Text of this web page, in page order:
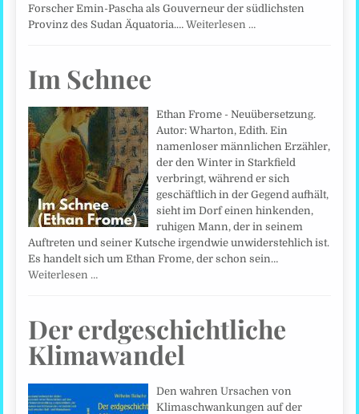
Forscher Emin-Pascha als Gouverneur der südlichsten
Provinz des Sudan Äquatoria.…Weiterlesen …
Im Schnee
Ethan Frome - Neuübersetzung.
Autor: Wharton, Edith. Ein
namenloser männlichen Erzähler,
der den Winter in Starkfield
verbringt, während er sich
geschäftlich in der Gegend aufhält,
sieht im Dorf einen hinkenden,
ruhigen Mann, der in seinem
Auftreten und seiner Kutsche irgendwie unwiderstehlich ist.
Es handelt sich um Ethan Frome, der schon sein…
Weiterlesen …
Der erdgeschichtliche
Klimawandel
Den wahren Ursachen von
Klimaschwankungen auf der